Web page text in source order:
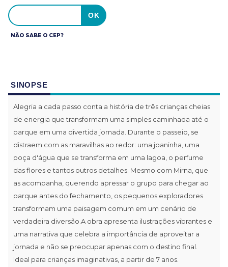
NÃO SABE O CEP?
SINOPSE
Alegria a cada passo conta a história de três crianças cheias
de energia que transformam uma simples caminhada até o
parque em uma divertida jornada. Durante o passeio, se
distraem com as maravilhas ao redor: uma joaninha, uma
poça d'água que se transforma em uma lagoa, o perfume
das flores e tantos outros detalhes. Mesmo com Mirna, que
as acompanha, querendo apressar o grupo para chegar ao
parque antes do fechamento, os pequenos exploradores
transformam uma paisagem comum em um cenário de
verdadeira diversão.A obra apresenta ilustrações vibrantes e
uma narrativa que celebra a importância de aproveitar a
jornada e não se preocupar apenas com o destino final.
Ideal para crianças imaginativas, a partir de 7 anos.